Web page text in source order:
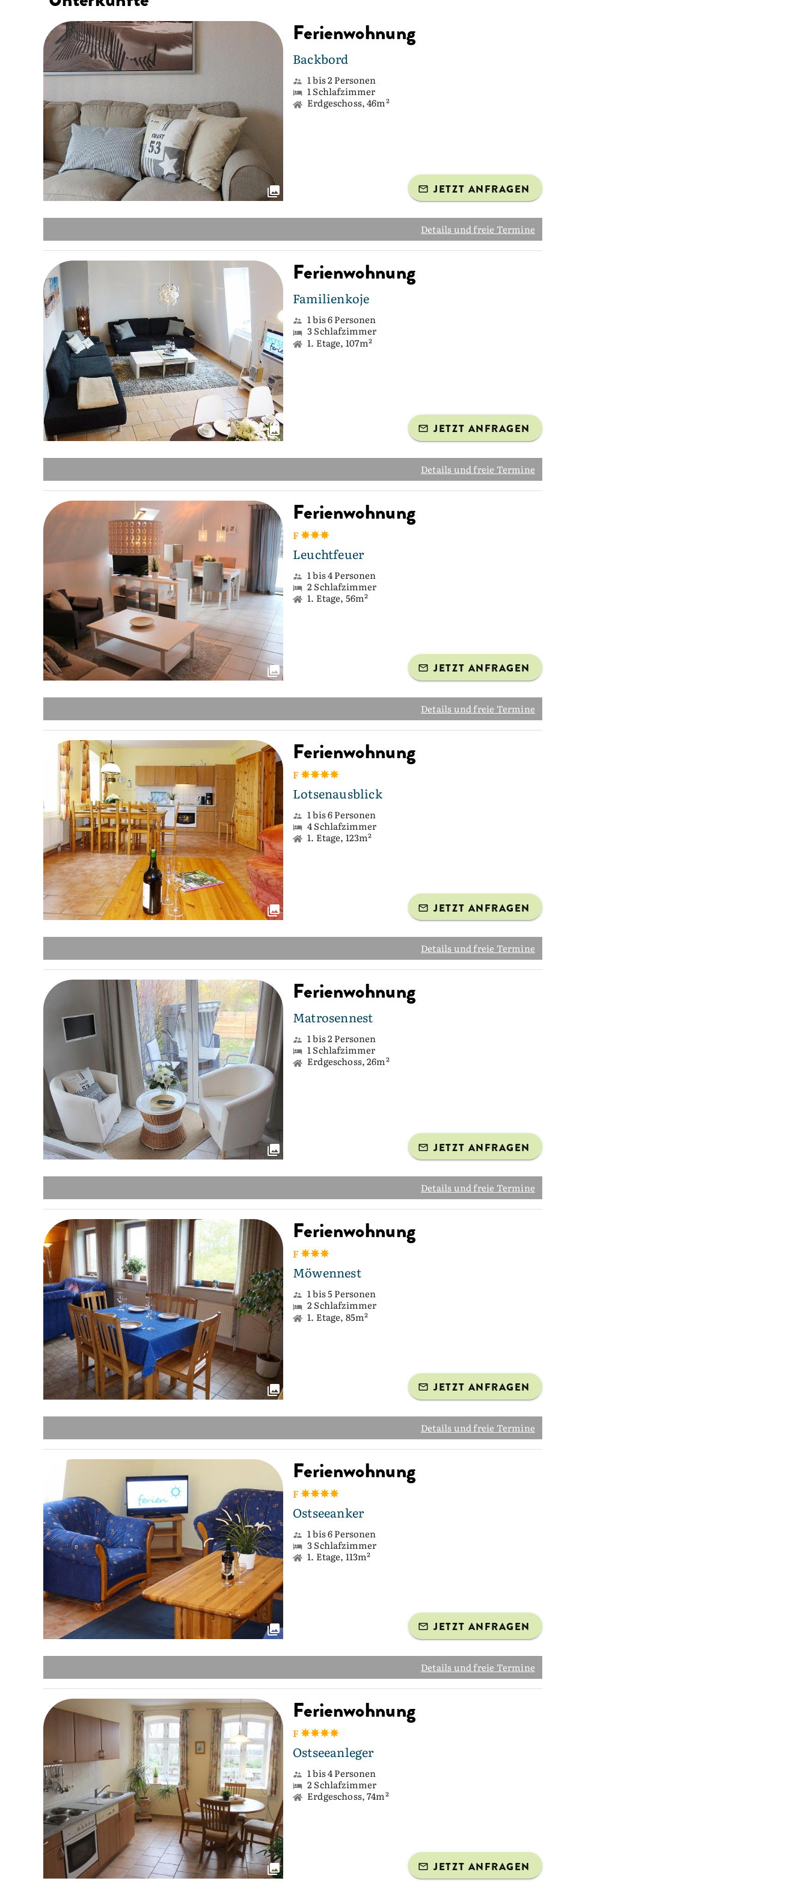
Ferienwohnung
Backbord
1 bis 2 Personen
1 Schlafzimmer
Erdgeschoss, 46m²
JETZT ANFRAGEN
Details und freie Termine
Ferienwohnung
Familienkoje
1 bis 6 Personen
3 Schlafzimmer
1. Etage, 107m²
JETZT ANFRAGEN
Details und freie Termine
Ferienwohnung
F
Leuchtfeuer
1 bis 4 Personen
2 Schlafzimmer
1. Etage, 56m²
JETZT ANFRAGEN
Details und freie Termine
Ferienwohnung
F
Lotsenausblick
1 bis 6 Personen
4 Schlafzimmer
1. Etage, 123m²
JETZT ANFRAGEN
Details und freie Termine
Ferienwohnung
Matrosennest
1 bis 2 Personen
1 Schlafzimmer
Erdgeschoss, 26m²
JETZT ANFRAGEN
Details und freie Termine
Ferienwohnung
F
Möwennest
1 bis 5 Personen
2 Schlafzimmer
1. Etage, 85m²
JETZT ANFRAGEN
Details und freie Termine
Ferienwohnung
F
Ostseeanker
1 bis 6 Personen
3 Schlafzimmer
1. Etage, 113m²
JETZT ANFRAGEN
Details und freie Termine
Ferienwohnung
F
Ostseeanleger
1 bis 4 Personen
2 Schlafzimmer
Erdgeschoss, 74m²
JETZT ANFRAGEN